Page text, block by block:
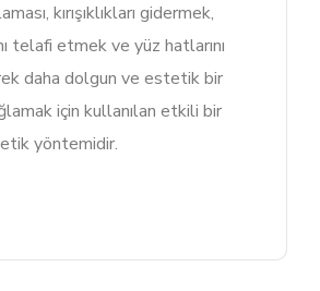
kırışıklıkları gidermek,
telafi etmek ve yüz hatlarını
daha dolgun ve estetik bir
için kullanılan etkili bir
yöntemidir.